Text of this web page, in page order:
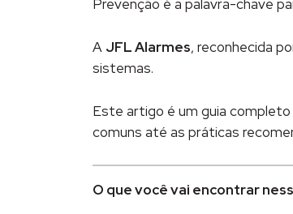
Prevenção é a palavra-chave
A JFL Alarmes, reconhecida
sistemas.
Este artigo é um guia
comuns até as práticas
O que você vai encontrar